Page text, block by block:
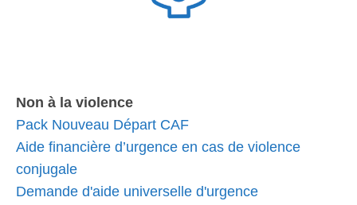
Non à la violence
Pack Nouveau Départ CAF
Aide financière d’urgence en cas de violence
conjugale
Demande d'aide universelle d'urgence